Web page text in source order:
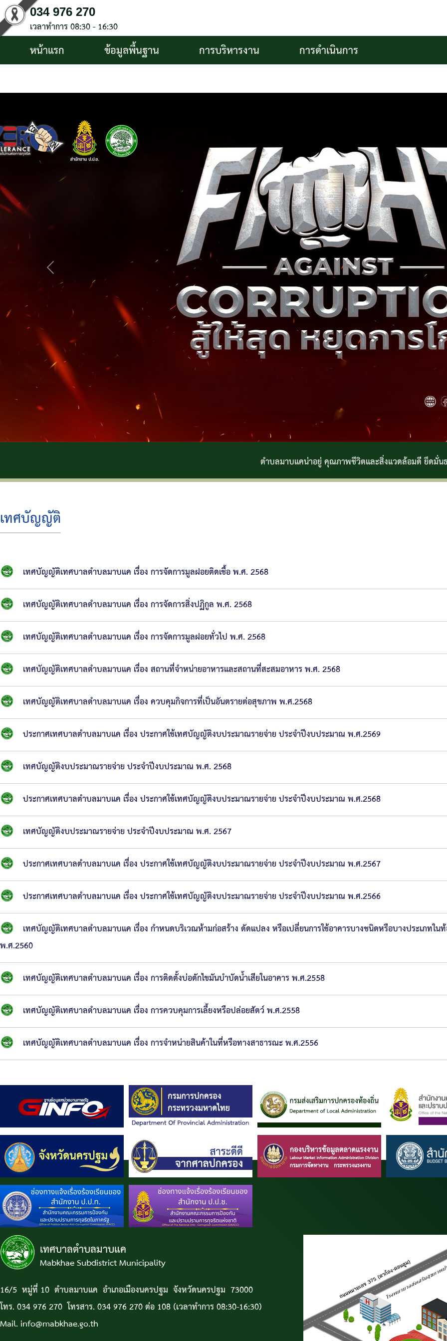
034 976 270
เวลาทำการ 08:30 - 16:30
หน้าแรก ข้อมูลพื้นฐาน การบริหารงาน
การดำเนินการ
Previous
ตำบลมาบแคน่าอยู่ คุณภาพชีวิตและสิ่งแวดล้อมดี ยึดมั่นธรรมาภิ
เทศบัญญัติ
เทศบัญญัติเทศบาลตำบลมาบแค เรื่อง การจัดการมูลฝอยติดเชื้อ พ.ศ. 2568
เทศบัญญัติเทศบาลตำบลมาบแค เรื่อง การจัดการสิ่งปฏิกูล พ.ศ. 2568
เทศบัญญัติเทศบาลตำบลมาบแค เรื่อง การจัดการมูลฝอยทั่วไป พ.ศ. 2568
เทศบัญญัติเทศบาลตำบลมาบแค เรื่อง สถานที่จำหน่ายอาหารและสถานที่สะสมอาหาร พ.ศ. 2568
เทศบัญญัติเทศบาลตำบลมาบแค เรื่อง ควบคุมกิจการที่เป็นอันตรายต่อสุขภาพ พ.ศ.2568
ประกาศเทศบาลตำบลมาบแค เรื่อง ประกาศใช้เทศบัญญัติงบประมาณรายจ่าย ประจำปีงบประมาณ พ.ศ.2569
เทศบัญญัติงบประมาณรายจ่าย ประจำปีงบประมาณ พ.ศ. 2568
ประกาศเทศบาลตำบลมาบแค เรื่อง ประกาศใช้เทศบัญญัติงบประมาณรายจ่าย ประจำปีงบประมาณ พ.ศ.2568
เทศบัญญัติงบประมาณรายจ่าย ประจำปีงบประมาณ พ.ศ. 2567
ประกาศเทศบาลตำบลมาบแค เรื่อง ประกาศใช้เทศบัญญัติงบประมาณรายจ่าย ประจำปีงบประมาณ พ.ศ.2567
ประกาศเทศบาลตำบลมาบแค เรื่อง ประกาศใช้เทศบัญญัติงบประมาณรายจ่าย ประจำปีงบประมาณ พ.ศ.2566
เทศบัญญัติเทศบาลตำบลมาบแค เรื่อง กำหนดบริเวณห้ามก่อสร้าง ดัดแปลง หรือเปลี่ยนการใช้อาคารบางชนิดหรือบางประเภทใ
พ.ศ.2560
เทศบัญญัติเทศบาลตำบลมาบแค เรื่อง การติดตั้งบ่อดักไขมันบำบัดน้ำเสียในอาคาร พ.ศ.2558
เทศบัญญัติเทศบาลตำบลมาบแค เรื่อง การควบคุมการเลี้ยงหรือปล่อยสัตว์ พ.ศ.2558
เทศบัญญัติเทศบาลตำบลมาบแค เรื่อง การจำหน่ายสินค้าในที่หรือทางสาธารณะ พ.ศ.2556
เทศบาลตำบลมาบแค
Mabkhae Subdistrict Municipality
16/5 หมู่ที่ 10 ตำบลมาบแค อำเภอเมืองนครปฐม จังหวัดนครปฐม 73000
โทร. 034 976 270 โทรสาร. 034 976 270 ต่อ 108 (เวลาทำการ 08:30-16:30)
Mail. info@mabkhae.go.th